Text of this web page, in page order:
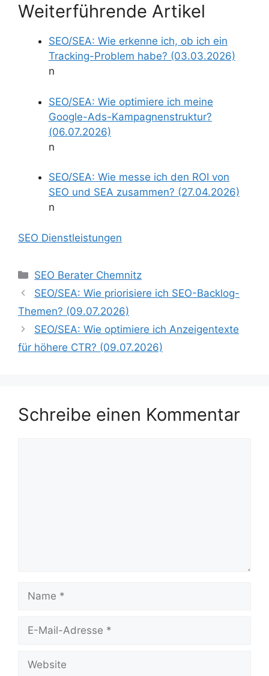
Weiterführende Artikel
SEO/SEA: Wie erkenne ich, ob ich ein
Tracking-Problem habe? (03.03.2026)
n
SEO/SEA: Wie optimiere ich meine
Google-Ads-Kampagnenstruktur?
(06.07.2026)
n
SEO/SEA: Wie messe ich den ROI von
SEO und SEA zusammen? (27.04.2026)
n
SEO Dienstleistungen
Kategorien
SEO Berater Chemnitz
SEO/SEA: Wie priorisiere ich SEO-Backlog-
Themen? (09.07.2026)
SEO/SEA: Wie optimiere ich Anzeigentexte
für höhere CTR? (09.07.2026)
Schreibe einen Kommentar
Mail-